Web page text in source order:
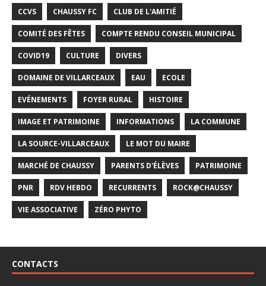
CCVS CHAUSSY FC CLUB DE L'AMITIÉ
COMITÉ DES FÊTES COMPTE RENDU CONSEIL MUNICIPAL
COVID19 CULTURE DIVERS
DOMAINE DE VILLARCEAUX EAU ECOLE
EVÉNEMENTS FOYER RURAL HISTOIRE
IMAGE ET PATRIMOINE INFORMATIONS LA COMMUNE
LA SOURCE-VILLARCEAUX LE MOT DU MAIRE
MARCHÉ DE CHAUSSY PARENTS D'ÉLÈVES PATRIMOINE
PNR RDV HEBDO RECURRENTS ROCK@CHAUSSY
VIE ASSOCIATIVE ZÉRO PHYTO
CONTACTS